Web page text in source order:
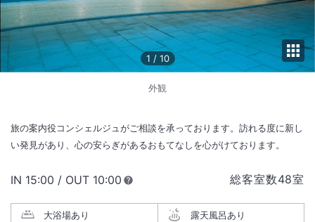
1 / 10
外観
旅の案内役コンシェルジュがご相談を承っております。訪れる度に新し
い発見があり、心の安らぎがあるおもてなしを心がけております。
総客室数48室
IN チェックイン
15:00 / OUT チェックアウト
10:00
大浴場あり
露天風呂あり